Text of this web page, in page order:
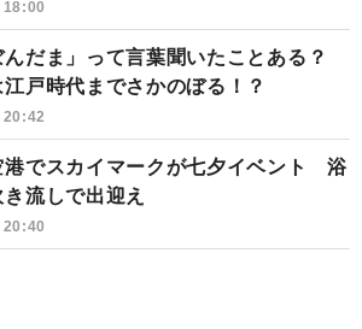
んだま」って言葉聞いたことある？
江戸時代までさかのぼる！？
港でスカイマークが七夕イベント 浴
流しで出迎え